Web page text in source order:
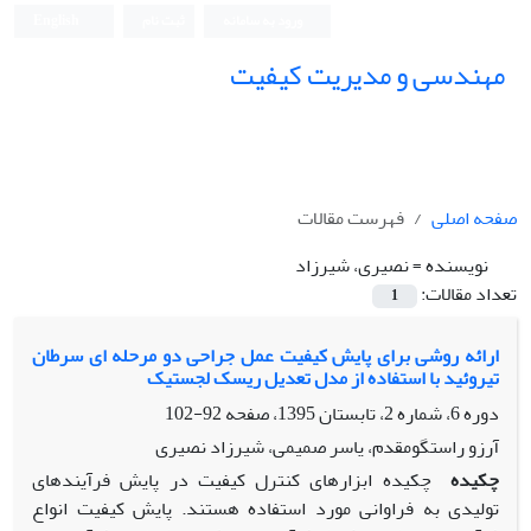
مهندسی و مدیریت کیفیت
صفحه اصلی
فهرست مقالات
نویسنده =نصیری، شیرزاد
تعداد مقالات:
1
ارائه روشی برای پایش کیفیت عمل جراحی دو مرحله ای سرطان
تیروئید با استفاده از مدل تعدیل ریسک لجستیک
دوره 6، شماره 2، تابستان 1395، صفحه
92-102
آرزو راستگومقدم، یاسر صمیمی، شیرزاد نصیری
چکیده چکیده ابزارهای کنترل کیفیت در پایش فرآیندهای
تولیدی به فراوانی مورد استفاده هستند. پایش کیفیت انواع